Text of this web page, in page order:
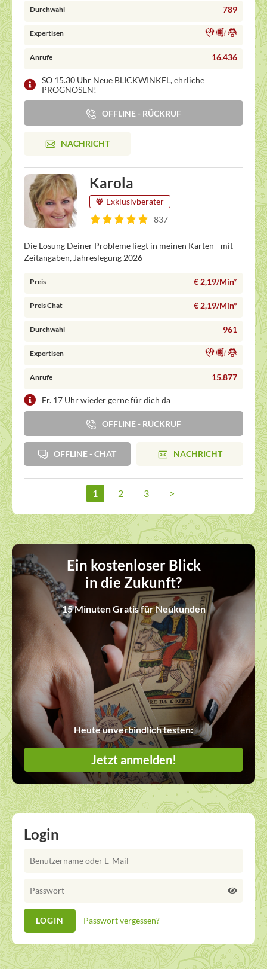
Durchwahl 789
Expertisen
Anrufe 16.436
SO 15.30 Uhr Neue BLICKWINKEL, ehrliche
PROGNOSEN!
OFFLINE - RÜCKRUF
NACHRICHT
Karola
Exklusivberater
837
Die Lösung Deiner Probleme liegt in meinen Karten - mit
Zeitangaben, Jahreslegung 2026
Preis € 2,19/Min*
Preis Chat € 2,19/Min*
Durchwahl 961
Expertisen
Anrufe 15.877
Fr. 17 Uhr wieder gerne für dich da
OFFLINE - RÜCKRUF
OFFLINE - CHAT NACHRICHT
1 2 3 >
Ein kostenloser Blick
in die Zukunft?
15 Minuten Gratis für Neukunden
Heute unverbindlich testen:
Jetzt anmelden!
Login
Passwort vergessen?